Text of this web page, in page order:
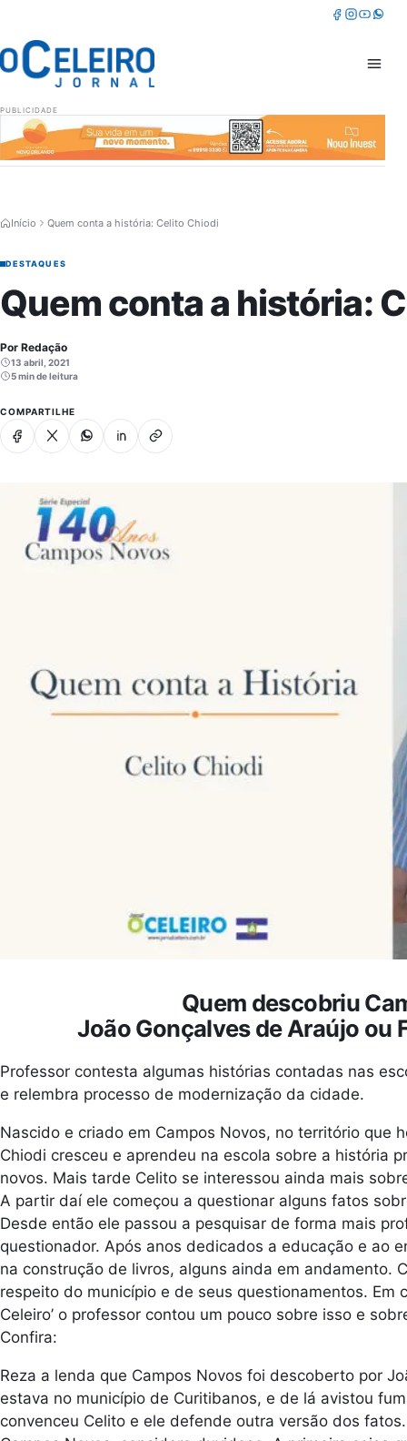
Facebook
Instagram
Youtube
PUBLICIDADE
Abrir
Início Quem conta a história: Celito Chiodi
DESTAQUES
Quem conta a história:
Por Redação
13 abril, 2021
5 min de leitura
COMPARTILHE
Facebook
X WhatsappLinkedinCopiar link
Quem descobriu
João Gonçalves de Araújo ou
Professor contesta algumas histórias contadas nas
e relembra processo de modernização da cidade.
Nascido e criado em Campos Novos, no território que
Chiodi cresceu e aprendeu na escola sobre a história
novos. Mais tarde Celito se interessou ainda mais
A partir daí ele começou a questionar alguns fatos
Desde então ele passou a pesquisar de forma mais
questionador. Após anos dedicados a educação e ao
na construção de livros, alguns ainda em andamento.
respeito do município e de seus questionamentos. Em
Celeiro’ o professor contou um pouco sobre isso e
Confira:
Reza a lenda que Campos Novos foi descoberto por
estava no município de Curitibanos, e de lá avistou
convenceu Celito e ele defende outra versão dos